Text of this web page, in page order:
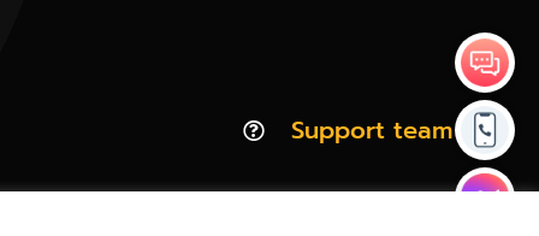
Support team